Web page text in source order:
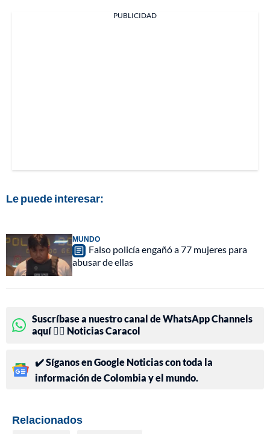
PUBLICIDAD
Le puede interesar:
MUNDO
Falso policía engañó a 77 mujeres para
abusar de ellas
Suscríbase a nuestro canal de WhatsApp Channels
aquí 👉🏻 Noticias Caracol
✔️ Síganos en Google Noticias con toda la
información de Colombia y el mundo.
Relacionados